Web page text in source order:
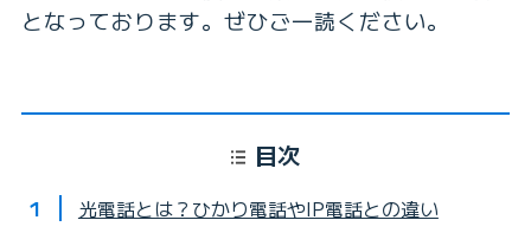
となっております。ぜひご一読ください。
目次
光電話とは？ひかり電話やIP電話との違い